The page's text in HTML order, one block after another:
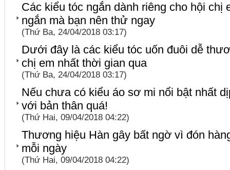
Các kiểu tóc ngắn dành riêng cho hội chị
ngắn mà bạn nên thử ngay
(Thứ Ba, 24/04/2018 03:17)
Dưới đây là các kiểu tóc uốn đuôi dễ
chị em nhất thời gian qua
(Thứ Ba, 24/04/2018 03:17)
Nếu chưa có kiểu áo sơ mi nổi bật nhất
với bản thân quá!
(Thứ Hai, 09/04/2018 04:22)
Thương hiệu Hàn gây bất ngờ vì đón
mỗi ngày
(Thứ Hai, 09/04/2018 04:22)